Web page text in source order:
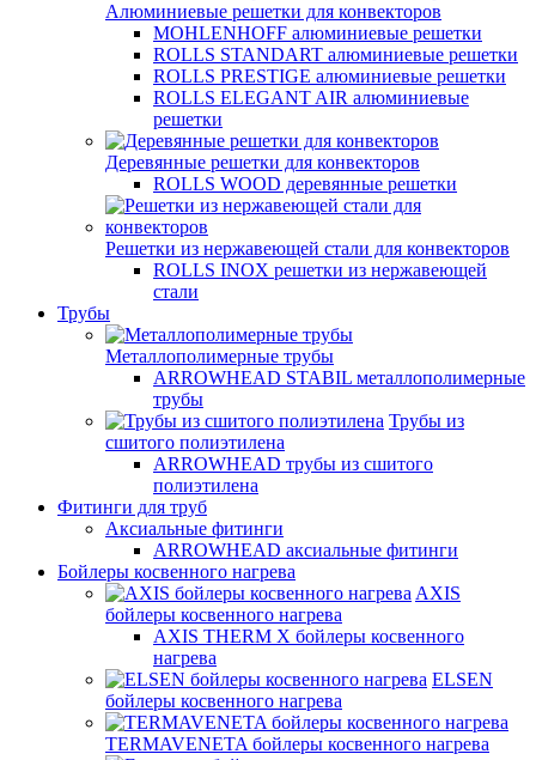
Алюминиевые решетки для конвекторов
MOHLENHOFF алюминиевые решетки
ROLLS STANDART алюминиевые решетки
ROLLS PRESTIGE алюминиевые решетки
ROLLS ELEGANT AIR алюминиевые
решетки
Деревянные решетки для конвекторов
ROLLS WOOD деревянные решетки
Решетки из нержавеющей стали для конвекторов
ROLLS INOX решетки из нержавеющей
стали
Трубы
Металлополимерные трубы
ARROWHEAD STABIL металлополимерные
трубы
Трубы из
сшитого полиэтилена
ARROWHEAD трубы из сшитого
полиэтилена
Фитинги для труб
Аксиальные фитинги
ARROWHEAD аксиальные фитинги
Бойлеры косвенного нагрева
AXIS
бойлеры косвенного нагрева
AXIS THERM X бойлеры косвенного
нагрева
ELSEN
бойлеры косвенного нагрева
TERMAVENETA бойлеры косвенного нагрева